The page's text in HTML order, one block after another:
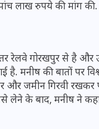
लाख रुपये की मांग की.
रेलवे गोरखपुर से है
है. मनीष की बातों पर
और जमीन गिरवी रखकर
लेने के बाद, मनीष ने